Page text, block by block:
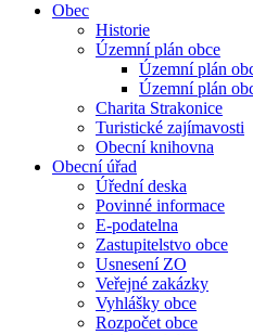
Obec
Historie
Územní plán obce
Územní plán
Územní plán
Charita Strakonice
Turistické zajímavosti
Obecní knihovna
Obecní úřad
Úřední deska
Povinné informace
E-podatelna
Zastupitelstvo obce
Usnesení ZO
Veřejné zakázky
Vyhlášky obce
Rozpočet obce